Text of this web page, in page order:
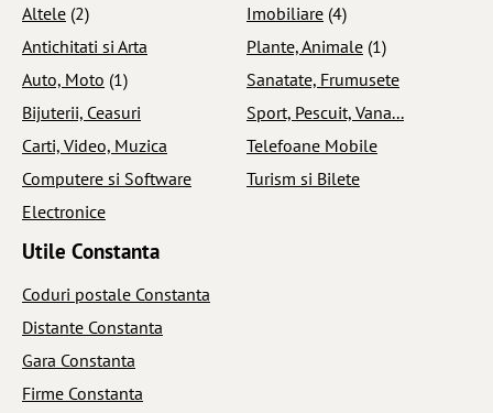
Altele (2)
Antichitati si Arta
Auto, Moto (1)
Bijuterii, Ceasuri
Carti, Video, Muzica
Computere si Software
Electronice
Imobiliare (4)
Plante, Animale (1)
Sanatate, Frumusete
Sport, Pescuit, Vana...
Telefoane Mobile
Turism si Bilete
Utile Constanta
Coduri postale Constanta
Distante Constanta
Gara Constanta
Firme Constanta